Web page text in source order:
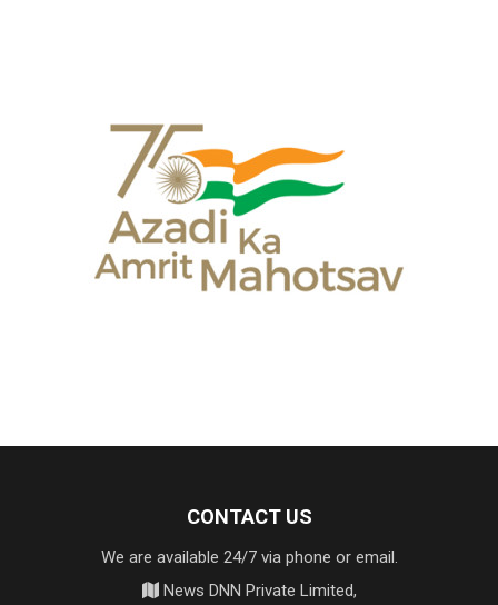
CONTACT US
We are available 24/7 via phone or email.
News DNN Private Limited,